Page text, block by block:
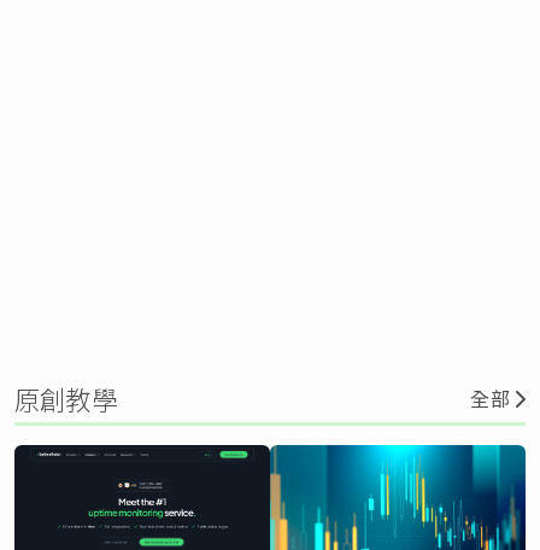
原創教學 全部